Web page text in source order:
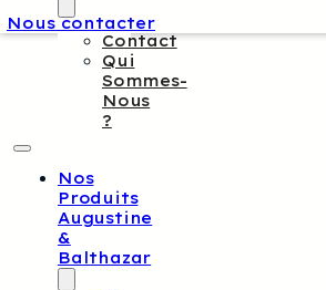
Contact
Qui
Sommes-
Nous
?
Nos
Produits
Augustine
&
Balthazar
Nous contacter